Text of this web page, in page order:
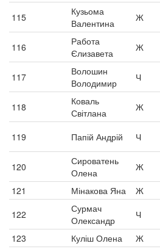
115
Кузьома
Валентина
Ж
116
Работа
Єлизавета
Ж
117
Волошин
Володимир
Ч
118
Коваль
Світлана
Ж
119 Папій Андрій Ч
120
Сироватень
Олена
Ж
121
Мінакова Яна Ж
122
Сурмач
Олександр
Ч
123
Куліш Олена Ж